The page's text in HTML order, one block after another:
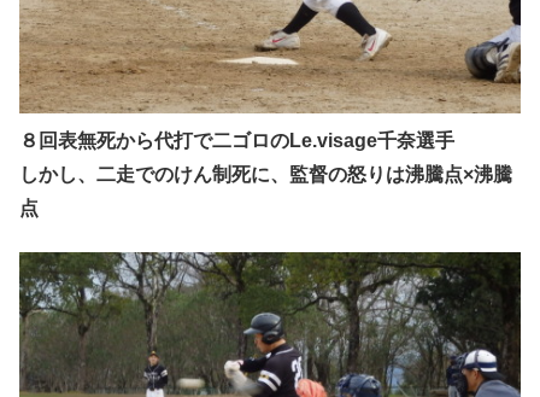
８回表無死から代打で二ゴロのLe.visage千奈選手
しかし、二走でのけん制死に、監督の怒りは沸騰点×沸騰
点